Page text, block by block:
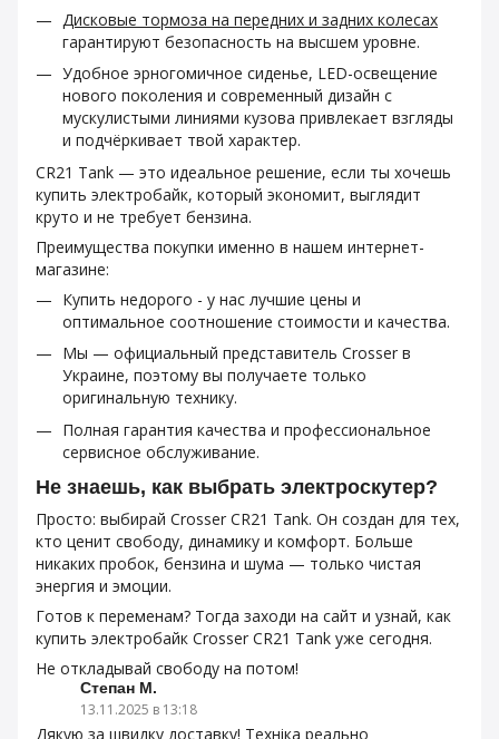
Дисковые тормоза на передних и задних колесах
гарантируют безопасность на высшем уровне.
Удобное эрногомичное сиденье, LED-освещение
нового поколения и современный дизайн с
мускулистыми линиями кузова привлекает взгляды
и подчёркивает твой характер.
CR21 Tank — это идеальное решение, если ты хочешь
купить электробайк, который экономит, выглядит
круто и не требует бензина.
Преимущества покупки именно в нашем интернет-
магазине:
Купить недорого - у нас лучшие цены и
оптимальное соотношение стоимости и качества.
Мы — официальный представитель Crosser в
Украине, поэтому вы получаете только
оригинальную технику.
Полная гарантия качества и профессиональное
сервисное обслуживание.
Не знаешь, как выбрать электроскутер?
Просто: выбирай Crosser CR21 Tank. Он создан для тех,
кто ценит свободу, динамику и комфорт. Больше
никаких пробок, бензина и шума — только чистая
энергия и эмоции.
Готов к переменам? Тогда заходи на сайт и узнай, как
купить электробайк Crosser CR21 Tank уже сегодня.
Не откладывай свободу на потом!
Степан М.
13.11.2025 в 13:18
Дякую за швидку доставку! Техніка реально